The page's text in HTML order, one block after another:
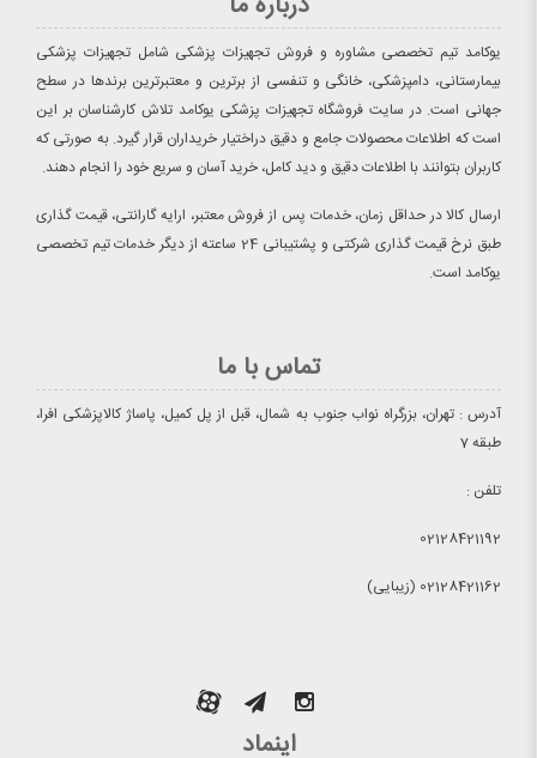
یوکامد تیم تخصصی مشاوره و فروش تجهیزات پزشکی شامل تجهیزات پزشکی
بیمارستانی، دامپزشکی، خانگی و تنفسی از برترین و معتبرترین برندها در سطح
جهانی است. در سایت فروشگاه تجهیزات پزشکی یوکامد تلاش کارشناسان بر این
است که اطلاعات محصولات جامع و دقیق دراختیار خریداران قرار گیرد. به صورتی که
کاربران بتوانند با اطلاعات دقیق و دید کامل، خرید آسان و سریع خود را انجام دهند.
ارسال کالا در حداقل زمان، خدمات پس از فروش معتبر، ارایه گارانتی، قیمت گذاری
طبق نرخ قیمت گذاری شرکتی و پشتیبانی 24 ساعته از دیگر خدمات تیم تخصصی
یوکامد است.
تماس با ما
آدرس : تهران، بزرگراه نواب جنوب به شمال، قبل از پل کمیل، پاساژ کالاپزشکی افرا،
طبقه 7
تلفن :
02128421192
02128421162 (زیبایی)
اینماد